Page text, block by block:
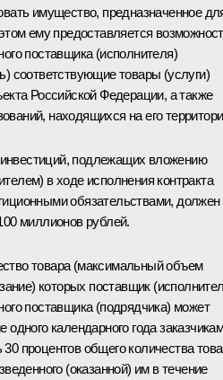
имущество, предназначенное
ему предоставляется
поставщика (исполнителя)
соответствующие товары (услуги)
Российской Федерации, а также
находящихся на его
подлежащих вложению
в ходе исполнения контракта
обязательствами, должен
миллионов рублей.
товара (максимальный объем
которых поставщик
поставщика (подрядчика) может
одного календарного года
процентов общего количества
(оказанной) им в течение